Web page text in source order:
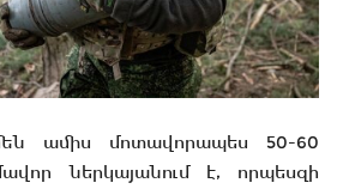
ամիս մոտավորապես 50-60
ներկայանում է, որպեսզի